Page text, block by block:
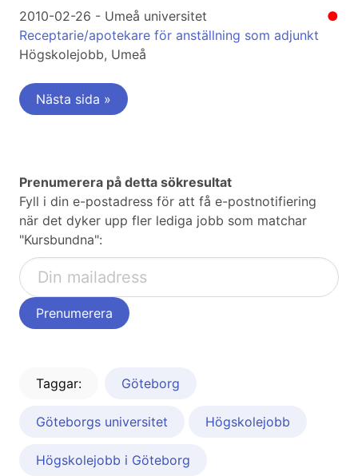
●
2010-02-26 - Umeå universitet
Receptarie/apotekare för anställning som adjunkt
Högskolejobb, Umeå
Nästa sida »
Prenumerera på detta sökresultat
Fyll i din e-postadress för att få e-postnotifiering
när det dyker upp fler lediga jobb som matchar
"Kursbundna":
Taggar: Göteborg
Göteborgs universitet Högskolejobb
Högskolejobb i Göteborg